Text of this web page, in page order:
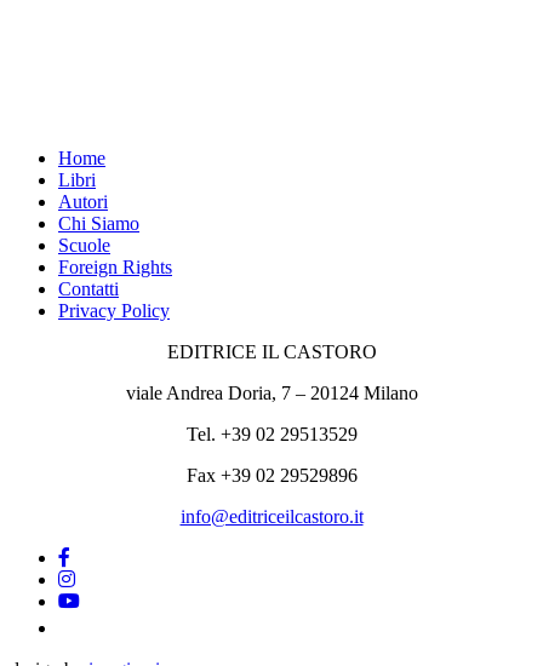
Home
Libri
Autori
Chi Siamo
Scuole
Foreign Rights
Contatti
Privacy Policy
EDITRICE IL CASTORO
viale Andrea Doria, 7 – 20124 Milano
Tel. +39 02 29513529
Fax +39 02 29529896
info@editriceilcastoro.it